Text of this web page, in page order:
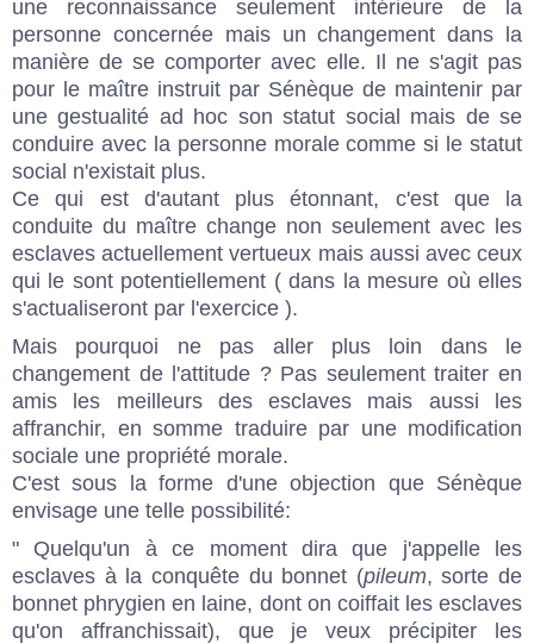
une reconnaissance seulement intérieure de la
personne concernée mais un changement dans la
manière de se comporter avec elle. Il ne s'agit pas
pour le maître instruit par Sénèque de maintenir par
une gestualité ad hoc son statut social mais de se
conduire avec la personne morale comme si le statut
social n'existait plus.
Ce qui est d'autant plus étonnant, c'est que la
conduite du maître change non seulement avec les
esclaves actuellement vertueux mais aussi avec ceux
qui le sont potentiellement ( dans la mesure où elles
s'actualiseront par l'exercice ).
Mais pourquoi ne pas aller plus loin dans le
changement de l'attitude ? Pas seulement traiter en
amis les meilleurs des esclaves mais aussi les
affranchir, en somme traduire par une modification
sociale une propriété morale.
C'est sous la forme d'une objection que Sénèque
envisage une telle possibilité:
" Quelqu'un à ce moment dira que j'appelle les
esclaves à la conquête du bonnet (pileum, sorte de
bonnet phrygien en laine, dont on coiffait les esclaves
qu'on affranchissait), que je veux précipiter les